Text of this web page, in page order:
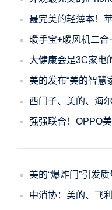
最完美的轻薄本！
暖手宝+暖风机二合
大健康会是3C家电
美的发布“美的智慧
西门子、美的、海
强强联合！OPPO
美的“爆炸门”引发
中消协：美的、飞